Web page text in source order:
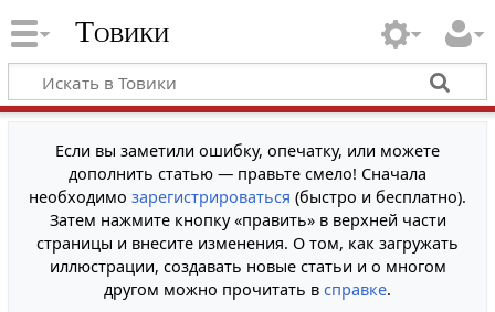
Товики
Если вы заметили ошибку, опечатку, или можете
дополнить статью — правьте смело! Сначала
необходимо зарегистрироваться (быстро и бесплатно).
Затем нажмите кнопку «править» в верхней части
страницы и внесите изменения. О том, как загружать
иллюстрации, создавать новые статьи и о многом
другом можно прочитать в справке.